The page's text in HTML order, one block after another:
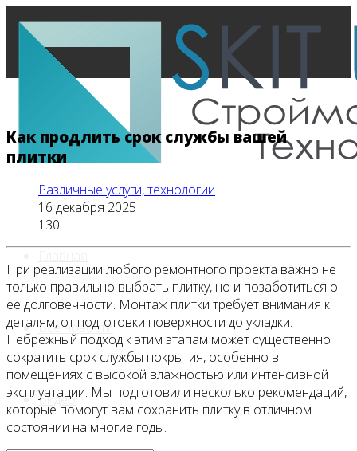
Все новости
Видео
Как продлить срок службы вашей
плитки
Различные услуги, технологии
16 декабря 2025
130
При реализации любого ремонтного проекта важно не
только правильно выбрать плитку, но и позаботиться о
её долговечности. Монтаж плитки требует внимания к
деталям, от подготовки поверхности до укладки.
Небрежный подход к этим этапам может существенно
сократить срок службы покрытия, особенно в
помещениях с высокой влажностью или интенсивной
эксплуатации. Мы подготовили несколько рекомендаций,
которые помогут вам сохранить плитку в отличном
состоянии на многие годы.